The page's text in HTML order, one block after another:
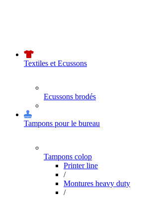
Textiles et Ecussons
Ecussons brodés
Tampons pour le bureau
Tampons colop
Printer line
/
Montures heavy duty
/